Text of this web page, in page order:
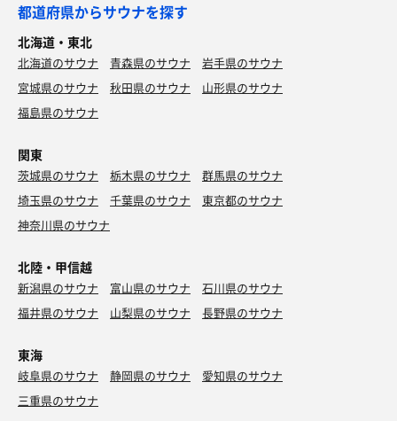
都道府県からサウナを探す
北海道・東北
北海道のサウナ 青森県のサウナ
岩手県のサウナ
宮城県のサウナ
秋田県のサウナ
山形県のサウナ
福島県のサウナ
関東
茨城県のサウナ 栃木県のサウナ
群馬県のサウナ
埼玉県のサウナ
千葉県のサウナ
東京都のサウナ
神奈川県のサウナ
北陸・甲信越
新潟県のサウナ 富山県のサウナ
石川県のサウナ
福井県のサウナ
山梨県のサウナ 長野県のサウナ
東海
岐阜県のサウナ 静岡県のサウナ
愛知県のサウナ
三重県のサウナ